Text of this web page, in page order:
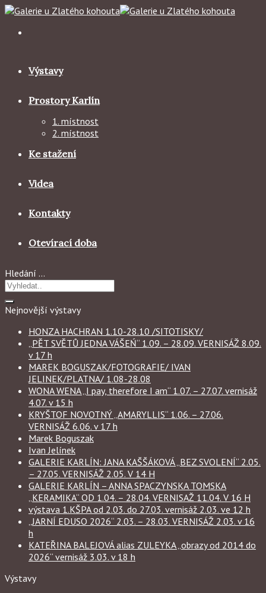
Skip
content
Výstavy
Prostory Karlín
1. místnost
2. místnost
Ke stažení
Videa
Kontakty
Otevírací doba
Hledání …
Nejnovější výstavy
HONZA HACHRAN 1.10-28.10 /SITOTISKY/
„PĚT SVĚTŮ JEDNA VÁŠEŃ“ 1.09. – 28.09. VERNISÁŽ 8.09.
v 17 h
MAREK BOGUSZAK/FOTOGRAFIE/ IVAN
JELINEK/PLATNA/ 1.08-28.08
WONA WENA „I pay, therefore I am“ 1.07. – 27.07. vernisáž
4.07. v 15 h
KRYŠTOF NOVOTNÝ „AMARYLLIS“ 1.06. – 27.06.
VERNISÁŽ 6.06. v 17 h
Marek Boguszak
Ivan Jelínek
GALERIE KARLÍN: JANA KAŠŠÁKOVÁ „BEZ SVOLENÍ“ 2.05.
– 27.05. VERNISÁŽ 2.05. V 14 H
GALERIE KARLÍN – ANNA SPACZYNSKA TOMSKA
„KERAMIKA“ OD 1.04. – 28.04. VERNISAŽ 11.04. V 16 H
výstava 1.KŠPA od 2.03. do 27.03. vernisáž 2.03. ve 12 h
„JARNÍ EDUSO 2026“ 2.03. – 28.03. VERNISÁŽ 2.03. v 16
h
KATEŘINA BALEJOVÁ alias ZULEYKA „obrazy od 2014 do
2026“ vernisáž 3.03. v 18 h
Výstavy